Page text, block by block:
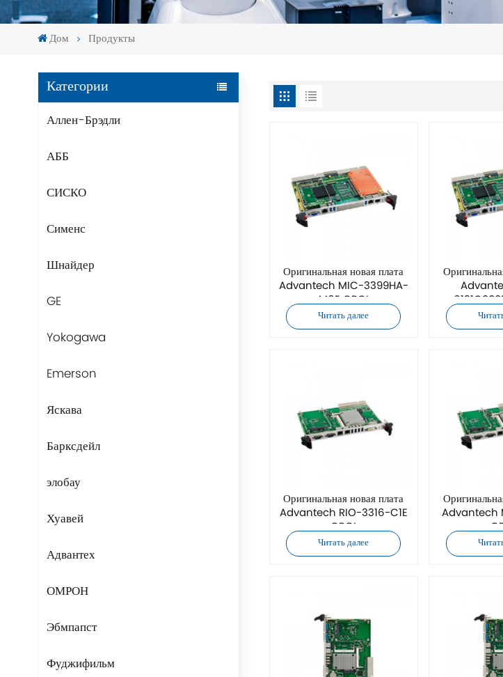
Дом Продукты
Категории
Аллен-Брэдли
АББ
СИСКО
Сименс
Шнайдер
GE
Yokogawa
Emerson
Яскава
Барксдейл
элобау
Хуавей
Адвантех
ОМРОН
Эбмпапст
Фуджифильм
Оригинальная новая плата
Advantech MIC-3399HA-
M6E CPCI
Читать далее
Оригинальная новая плата
Advantech RIO-3316-C1E
CPCI
Читать далее
Advantech